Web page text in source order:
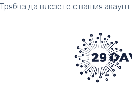
Трябва да влезете с вашия акаунт.